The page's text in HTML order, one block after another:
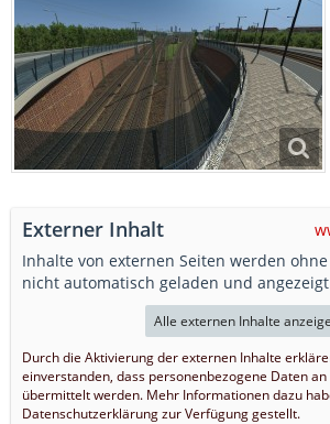
Externer Inhalt
Inhalte von externen Seiten werden
nicht automatisch geladen und
Alle externen Inhalte
Durch die Aktivierung der externen Inhalte
einverstanden, dass personenbezogene Daten
übermittelt werden. Mehr Informationen dazu
Datenschutzerklärung zur Verfügung gestellt.